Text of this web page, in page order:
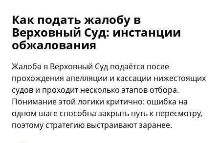
Как подать жалобу в
Верховный Суд: инстанции
обжалования
Жалоба в Верховный Суд подаётся после
прохождения апелляции и кассации нижестоящих
судов и проходит несколько этапов отбора.
Понимание этой логики критично: ошибка на
одном шаге способна закрыть путь к пересмотру,
поэтому стратегию выстраивают заранее.